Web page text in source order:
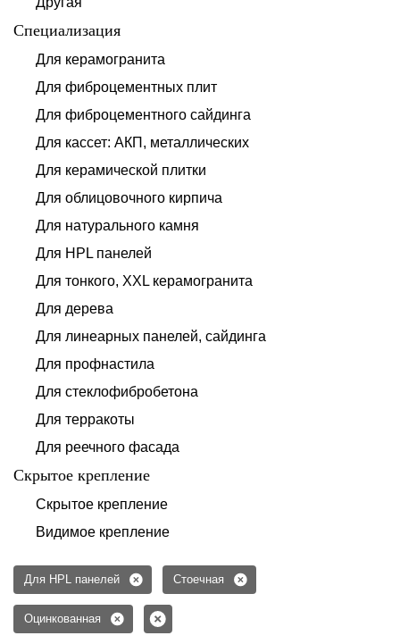
Специализация
Для керамогранита
Для фиброцементных плит
Для фиброцементного сайдинга
Для кассет: АКП, металлических
Для керамической плитки
Для облицовочного кирпича
Для натурального камня
Для HPL панелей
Для тонкого, XXL керамогранита
Для дерева
Для линеарных панелей, сайдинга
Для профнастила
Для стеклофибробетона
Для терракоты
Для реечного фасада
Скрытое крепление
Скрытое крепление
Видимое крепление
Для HPL панелей Стоечная
Оцинкованная